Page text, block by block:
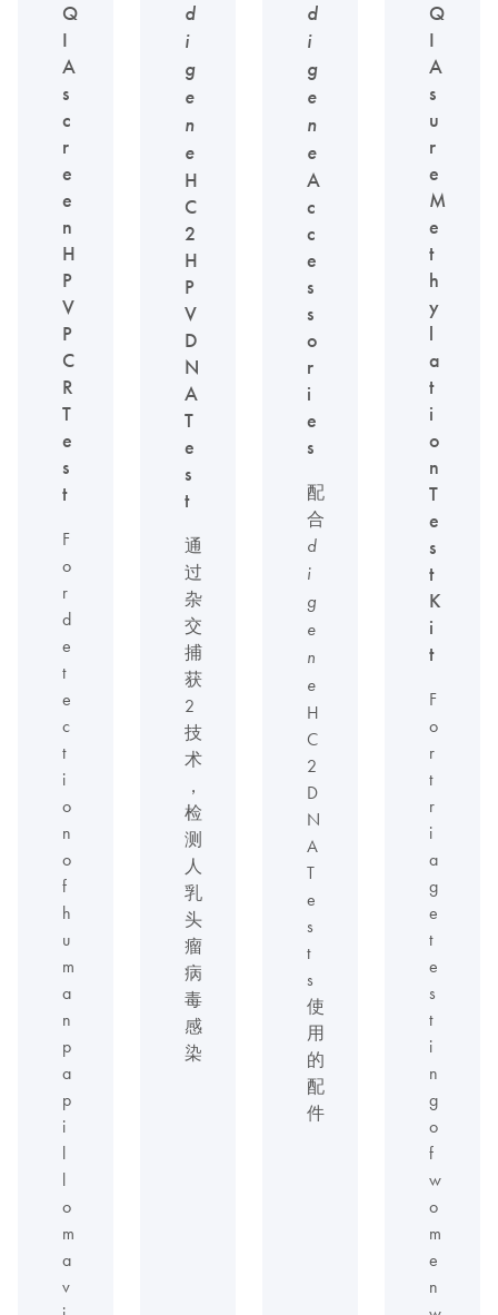
Q
I
A
s
c
r
e
e
n
H
P
V
P
C
R
T
e
s
t
F
o
r
d
e
t
e
c
t
i
o
n
o
f
h
u
m
a
n
p
a
p
i
l
l
o
m
a
v
d
i
g
e
n
e
H
C
2
H
P
V
D
N
A
T
e
s
t
通
过
杂
交
捕
获
2
技
术
，
检
测
人
乳
头
瘤
病
毒
感
染
d
i
g
e
n
e
A
c
c
e
s
s
o
r
i
e
s
配
合
d
i
g
e
n
e
H
C
2
D
N
A
T
e
s
t
s
使
用
的
配
件
Q
I
A
s
u
r
e
M
e
t
h
y
l
a
t
i
o
n
T
e
s
t
K
i
t
F
o
r
t
r
i
a
g
e
t
e
s
t
i
n
g
o
f
w
o
m
e
n